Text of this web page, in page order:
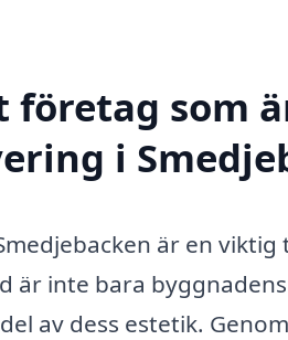
företag som
i
är en
är inte bara
av dess estetik.